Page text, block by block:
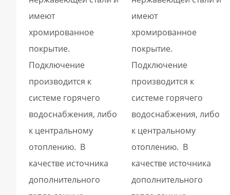
имеют
хромированное
покрытие.
Подключение
производится к
системе горячего
водоснабжения, либо
к центральному
отоплению. В
качестве источника
дополнительного
имеют
хромированное
покрытие.
Подключение
производится к
системе горячего
водоснабжения, либо
к центральному
отоплению. В
качестве источника
дополнительного